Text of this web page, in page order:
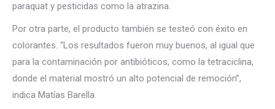
paraquat y pesticidas como la atrazina.
Por otra parte, el producto también se testeó con éxito en
colorantes. “Los resultados fueron muy buenos, al igual que
para la contaminación por antibióticos, como la tetraciclina,
donde el material mostró un alto potencial de remoción”,
indica Matías Barella.